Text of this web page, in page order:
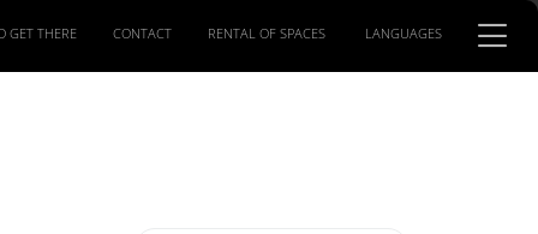
GET THERE CONTACT RENTAL OF SPACES LANGUAGES